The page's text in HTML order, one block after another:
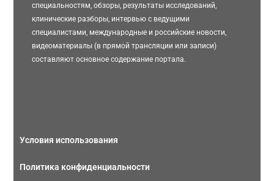
специальностям, обзоры, результаты исследований,
клинические разборы, интервью с ведущими
специалистами, международные и российские новости,
видеоматериалы (в прямой трансляции или записи)
составляют основное содержание портала.
Условия использования
Политика конфиденциальности